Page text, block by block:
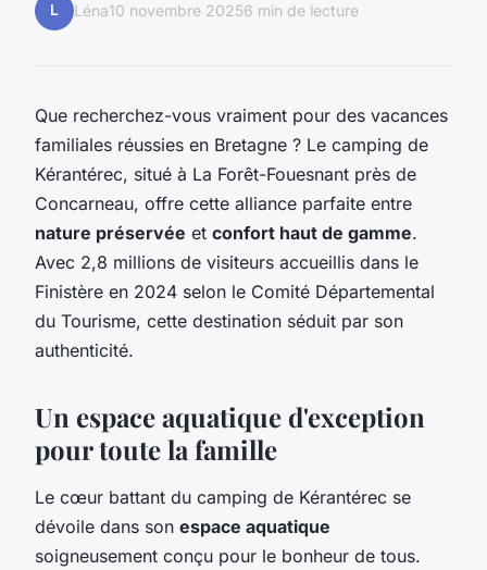
L Léna10 novembre 20256 min de lecture
Que recherchez-vous vraiment pour des vacances
familiales réussies en Bretagne ? Le camping de
Kérantérec, situé à La Forêt-Fouesnant près de
Concarneau, offre cette alliance parfaite entre
nature préservée et confort haut de gamme.
Avec 2,8 millions de visiteurs accueillis dans le
Finistère en 2024 selon le Comité Départemental
du Tourisme, cette destination séduit par son
authenticité.
Un espace aquatique d'exception
pour toute la famille
Le cœur battant du camping de Kérantérec se
dévoile dans son espace aquatique
soigneusement conçu pour le bonheur de tous.